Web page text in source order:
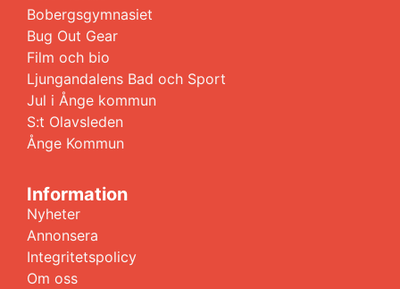
Bobergsgymnasiet
Bug Out Gear
Film och bio
Ljungandalens Bad och Sport
Jul i Ånge kommun
S:t Olavsleden
Ånge Kommun
Information
Nyheter
Annonsera
Integritetspolicy
Om oss